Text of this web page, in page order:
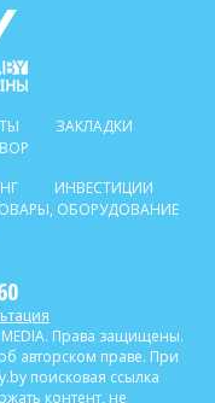
ЗАКЛАДКИ
ИНВЕСТИЦИИ
ОБОРУДОВАНИЕ
MEDIA. Права защищены.
авторском праве. При
поисковая ссылка
контент, не